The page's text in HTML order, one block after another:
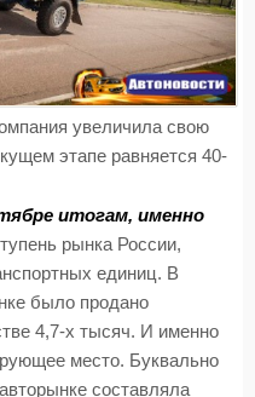
увеличила свою
этапе равняется 40-
итогам, именно
рынка России,
единиц. В
было продано
4,7-х тысяч. И именно
место. Буквально
составляла